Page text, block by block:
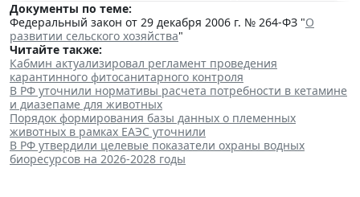
Документы по теме:
Федеральный закон от 29 декабря 2006 г. № 264-ФЗ "О
развитии сельского хозяйства"
Читайте также:
Кабмин актуализировал регламент проведения
карантинного фитосанитарного контроля
В РФ уточнили нормативы расчета потребности в кетамине
и диазепаме для животных
Порядок формирования базы данных о племенных
животных в рамках ЕАЭС уточнили
В РФ утвердили целевые показатели охраны водных
биоресурсов на 2026-2028 годы